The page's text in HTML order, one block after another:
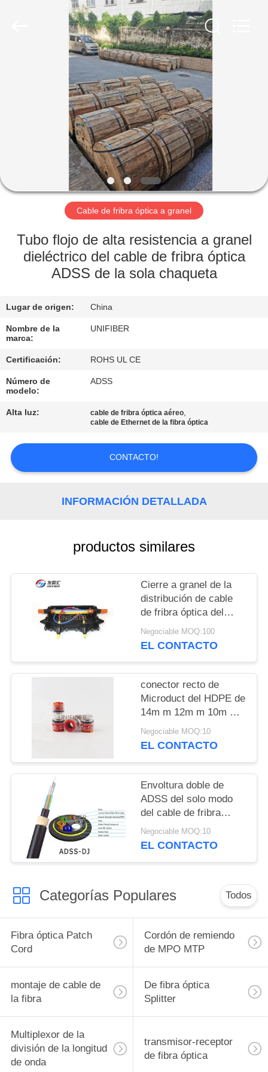
PRODUCTOS
NOSOTROS
VIAJE
LA
FÁBRICA
DE
CALIDAD
EN
CONTACTO
NOTICIAS
MAPA
SITIO
PRIVACY
POLICY
Cable de fribra óptica a granel
Tubo flojo de alta resistencia a granel
dieléctrico del cable de fribra óptica
ADSS de la sola chaqueta
Lugar de origen: China
Nombre de la
marca:
UNIFIBER
Certificación: ROHS UL CE
Número de
modelo:
ADSS
Alta luz: cable de fribra óptica aéreo,
cable de Ethernet de la fibra óptica
CONTACTO!
INFORMACIÓN DETALLADA
productos similares
Cierre a granel de la
distribución de cable
de fribra óptica del
conducto micro
soplado del aire de
Negociable MOQ:100
EL CONTACTO
conector recto de
Microduct del HDPE de
14m m 12m m 10m m
con los clips
Negociable MOQ:10
EL CONTACTO
Envoltura doble de
ADSS del solo modo
del cable de fribra
óptica del palmo al aire
libre del bulto el 100m
Negociable MOQ:10
EL CONTACTO
Categorías Populares Todos
Fibra óptica Patch
Cord
Cordón de remiendo
de MPO MTP
montaje de cable de
la fibra
De fibra óptica
Splitter
Multiplexor de la
división de la longitud
de onda
transmisor-receptor
de fibra óptica